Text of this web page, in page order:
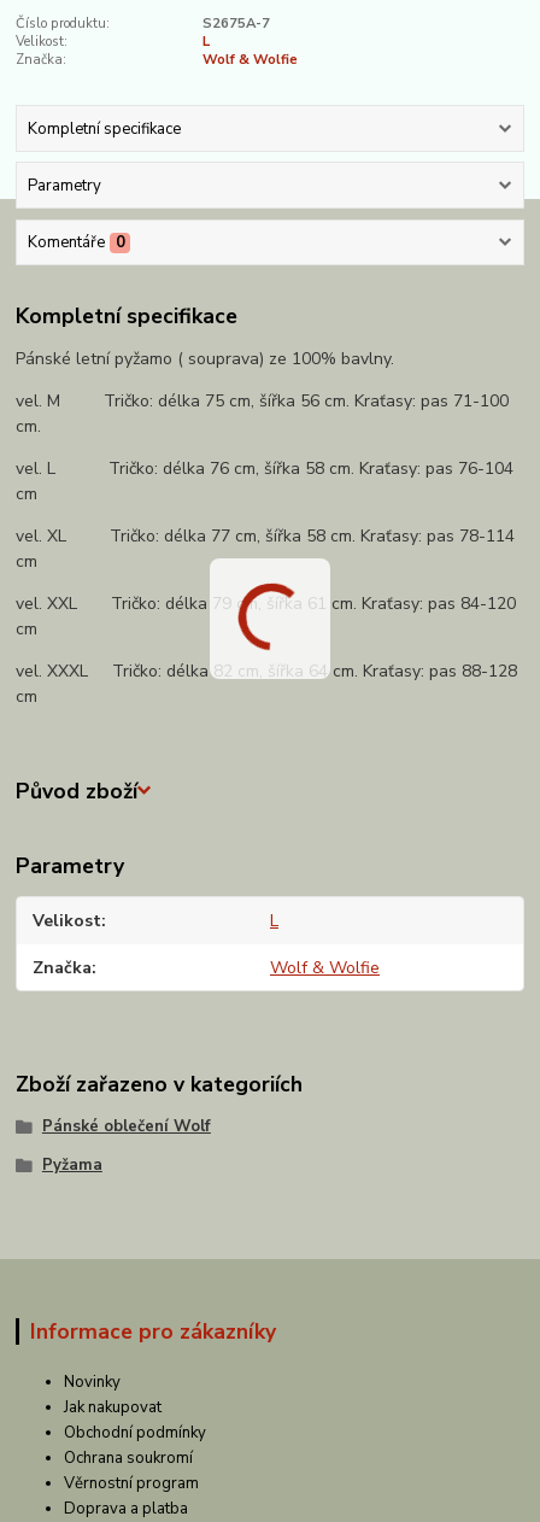
Číslo produktu:
S2675A-7
Velikost:
L
Značka:
Wolf & Wolfie
Kompletní specifikace
Parametry
Komentáře 0
Kompletní specifikace
Pánské letní pyžamo ( souprava) ze 100% bavlny.
vel. M Tričko: délka 75 cm, šířka 56 cm. Kraťasy: pas 71-100
cm.
vel. L Tričko: délka 76 cm, šířka 58 cm. Kraťasy: pas 76-104
cm
vel. XL Tričko: délka 77 cm, šířka 58 cm. Kraťasy: pas 78-114
cm
vel. XXL Tričko: délka 79 cm, šířka 61 cm. Kraťasy: pas 84-120
cm
vel. XXXL Tričko: délka 82 cm, šířka 64 cm. Kraťasy: pas 88-128
cm
Původ zboží
Parametry
Velikost L
Značka Wolf & Wolfie
Zboží zařazeno v kategoriích
Pánské oblečení Wolf
Pyžama
Informace pro zákazníky
Novinky
Jak nakupovat
Obchodní podmínky
Ochrana soukromí
Věrnostní program
Doprava a platba